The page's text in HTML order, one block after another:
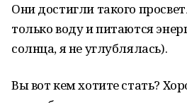
Они достигли такого
только воду и питаются
солнца, я не углублялась).
Вы вот кем хотите стать?